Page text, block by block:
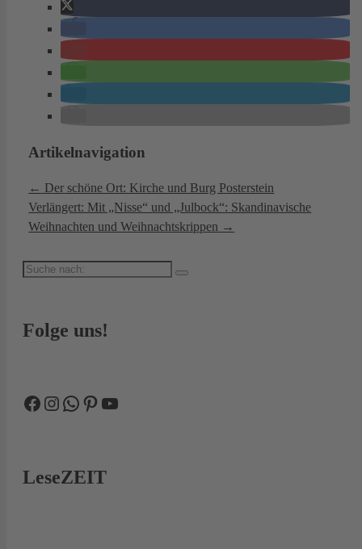
Artikelnavigation
← Der schöne Ort: Kirche und Burg Posterstein
Verlängert: Mit „Nisse“ und „Julbock“: Skandinavische
Weihnachten und Weihnachtskrippen →
Suche
Folge uns!
Facebook
Instagram
WhatsApp
Pinterest
YouTube
LeseZEIT